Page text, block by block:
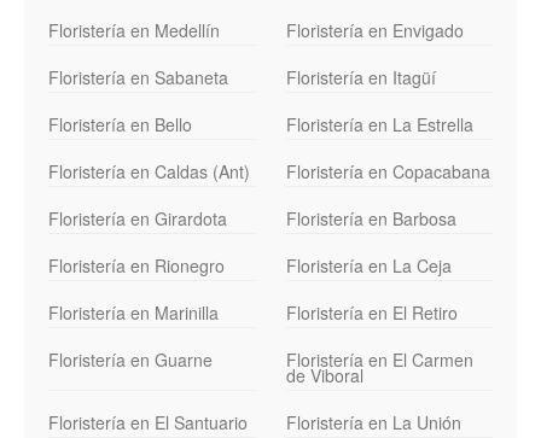
Floristería en Medellín
Floristería en Envigado
Floristería en Sabaneta
Floristería en Itagüí
Floristería en Bello
Floristería en La Estrella
Floristería en Caldas (Ant)
Floristería en Copacabana
Floristería en Girardota
Floristería en Barbosa
Floristería en Rionegro
Floristería en La Ceja
Floristería en Marinilla
Floristería en El Retiro
Floristería en Guarne
Floristería en El Carmen
de Viboral
Floristería en El Santuario
Floristería en La Unión